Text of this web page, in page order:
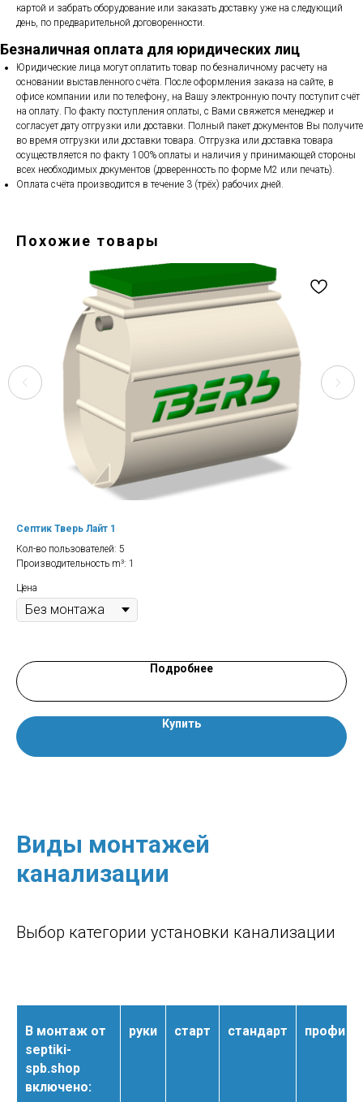
картой и забрать оборудование или заказать доставку уже на следующий
день, по предварительной договоренности.
Безналичная оплата для юридических лиц
Юридические лица могут оплатить товар по безналичному расчету на
основании выставленного счёта. После оформления заказа на сайте, в
офисе компании или по телефону, на Вашу электронную почту поступит счёт
на оплату. По факту поступления оплаты, с Вами свяжется менеджер и
согласует дату отгрузки или доставки. Полный пакет документов Вы получите
во время отгрузки или доставки товара. Отгрузка или доставка товара
осуществляется по факту 100% оплаты и наличия у принимающей стороны
всех необходимых документов (доверенность по форме М2 или печать).
Оплата счёта производится в течение 3 (трёх) рабочих дней.
Похожие товары
Септик Тверь Лайт 1
Кол-во пользователей: 5
Производительность m³: 1
Цена
Подробнее
Купить
Виды монтажей
канализации
Выбор категории установки канализации
В монтаж от
septiki-
spb.shop
включено:
руки старт стандарт профи